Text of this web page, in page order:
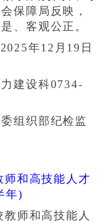
保障局反映，
、客观公正。
年12月19日
建设科0734-
组织部纪检监
师和高技能人才
年)
师和高技能人